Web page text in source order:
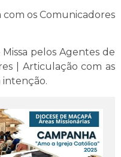
com os Comunicadores
pelos Agentes de
| Articulação com as
intenção.